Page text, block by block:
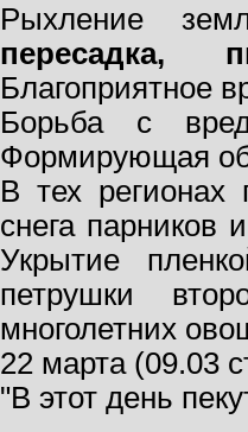
Рыхление
пересадка,
Благоприятное
Борьба с
Формирующая
В тех регионах
снега парников
Укрытие
петрушки
многолетних
22 марта (09.03
"В этот день